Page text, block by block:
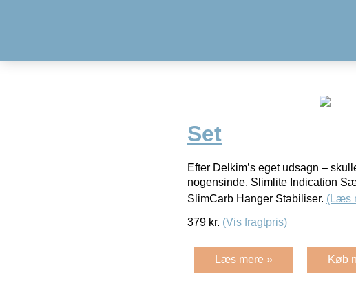
Set
Efter Delkim’s eget udsagn –
nogensinde. Slimlite Indication
SlimCarb Hanger Stabiliser. (Læs
379 kr. (Vis fragtpris)
Læs mere » Køb